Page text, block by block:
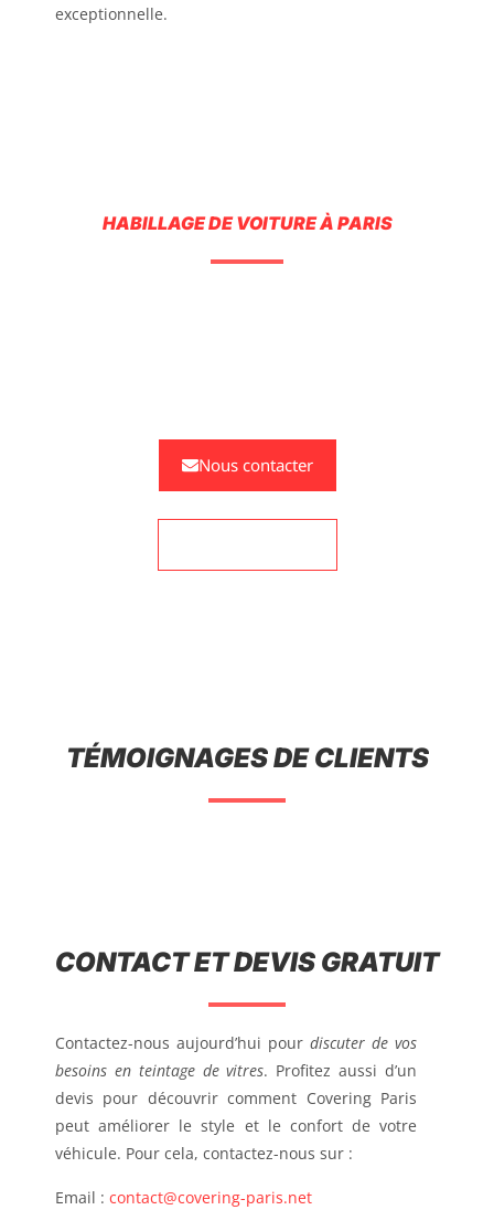
exceptionnelle.
HABILLAGE DE VOITURE À PARIS
Nous contacter
TÉMOIGNAGES DE CLIENTS
CONTACT ET DEVIS GRATUIT
Contactez-nous aujourd’hui pour discuter de vos
besoins en teintage de vitres. Profitez aussi d’un
devis pour découvrir comment Covering Paris
peut améliorer le style et le confort de votre
véhicule. Pour cela, contactez-nous sur :
Email : contact@covering-paris.net